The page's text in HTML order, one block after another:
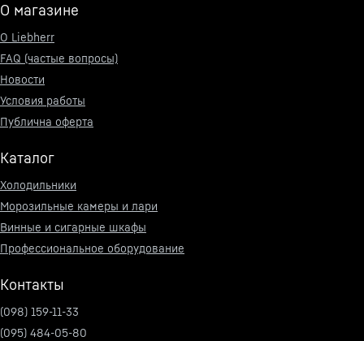
О магазине
О Liebherr
FAQ (частые вопросы)
Новости
Условия работы
Публична оферта
Каталог
Холодильники
Морозильные камеры и лари
Винные и сигарные шкафы
Профессиональное оборудование
Контакты
(098) 159-11-33
(095) 484-05-80